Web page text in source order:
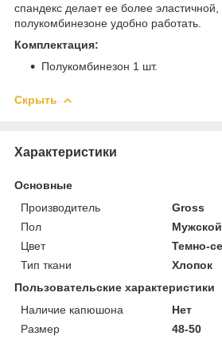
спандекс делает ее более эластичной,
полукомбинезоне удобно работать.
Комплектация:
Полукомбинезон 1 шт.
Скрыть
Характеристики
Основные
Производитель
Gross
Пол
Мужской
Цвет
Темно-
Тип ткани
Хлопок
Пользовательские характеристики
Наличие капюшона
Нет
Размер
48-50